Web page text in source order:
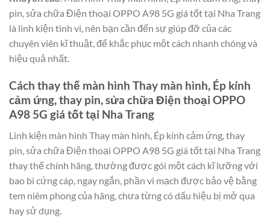
pin, sửa chữa Điện thoại OPPO A98 5G giá tốt tại Nha Trang
là linh kiện tinh vi, nên bạn cần đến sự giúp đỡ của các
chuyên viên kĩ thuật, để khắc phục một cách nhanh chóng và
hiệu quả nhất.
Cách thay thế màn hình Thay màn hình, Ép kính
cảm ứng, thay pin, sửa chữa Điện thoại OPPO
A98 5G giá tốt tại Nha Trang
Linh kiện màn hình Thay màn hình, Ép kính cảm ứng, thay
pin, sửa chữa Điện thoại OPPO A98 5G giá tốt tại Nha Trang
thay thế chính hãng, thường được gói một cách kĩ lưỡng với
bao bì cứng cáp, ngay ngắn, phần vi mạch được bảo vệ bằng
tem niêm phong của hãng, chưa từng có dấu hiệu bị mở qua
hay sử dụng.